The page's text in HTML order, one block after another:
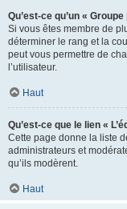
Qu’est-ce qu’un «
Si vous êtes membre de
déterminer le rang et la
peut vous permettre de
l’utilisateur.
Haut
Qu’est-ce que le lien «
Cette page donne la liste
administrateurs et
qu’ils modèrent.
Haut